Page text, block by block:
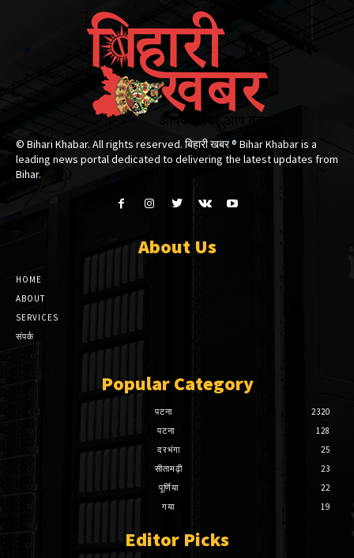
© Bihari Khabar. All rights reserved. बिहारी खबर ®​ Bihar Khabar is a
leading news portal dedicated to delivering the latest updates from
Bihar.
About Us
HOME
ABOUT
SERVICES
संपर्क
Popular Category
पटना
2320
पटना
128
दरभंगा
25
सीतामढ़ी
23
पूर्णिया
22
गया
19
Editor Picks